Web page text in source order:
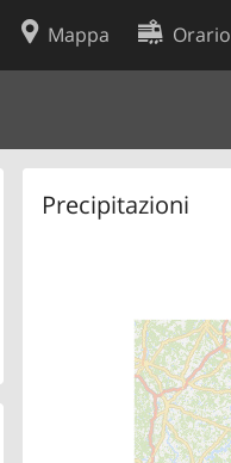
Mappa Orario
Precipitazioni